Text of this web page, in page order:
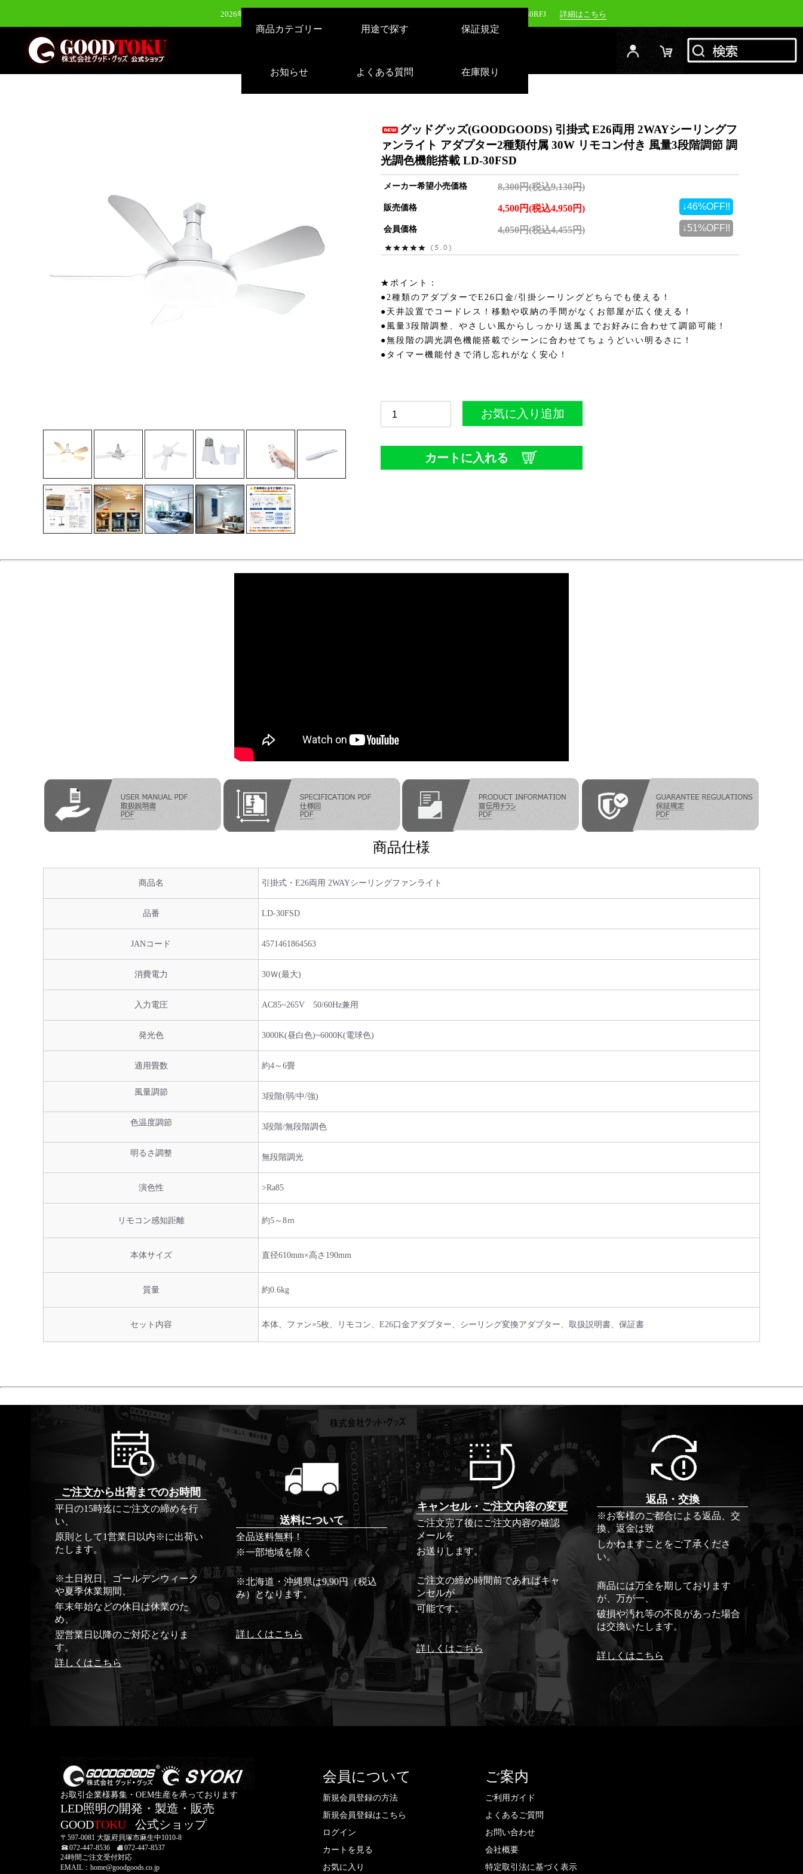
2026年8月3日（月）新発売：逆富士形 40W形/24W切り替え 4800lm 天井照明 LD-24-40RFJ 詳細はこちら
2026年7月28日（火）新発売：320W LEDバルーンライト AirGlowエアグロウ EVO KT-BL320NW
2026年6月24日（水）新発売：LEDサーチライト 充電式 10000lm 1500m遠距離照射 スタンドつき IP65 YC-1500M
商品カテゴリー 用途で探す 保証規定
お知らせ よくある質問 在庫限り
グッドグッズ(GOODGOODS) 引掛式 E26両用 2WAYシーリングフ
ァンライト アダプター2種類付属 30W リモコン付き 風量3段階調節 調
光調色機能搭載 LD-30FSD
メーカー希望小売価格 8,300円(税込9,130円)
販売価格 4,500円(税込4,950円) ↓46%OFF!!
会員価格 4,050円(税込4,455円) ↓51%OFF!!
★ポイント：
●2種類のアダプターでE26口金/引掛シーリングどちらでも使える！
●天井設置でコードレス！移動や収納の手間がなくお部屋が広く使える！
●風量3段階調整、やさしい風からしっかり送風までお好みに合わせて調節可能！
●無段階の調光調色機能搭載でシーンに合わせてちょうどいい明るさに！
●タイマー機能付きで消し忘れがなく安心！
お気に入り追加
カートに入れる
商品仕様
商品名 引掛式・E26両用 2WAYシーリングファンライト
品番 LD-30FSD
JANコード 4571461864563
消費電力 30Ｗ(最大)
入力電圧 AC85~265V 50/60Hz兼用
発光色 3000K(昼白色)~6000K(電球色)
適用畳数 約4～6畳
風量調節 3段階(弱/中/強)
色温度調節 3段階/無段階調色
明るさ調整 無段階調光
演色性 >Ra85
リモコン感知距離 約5～8ｍ
本体サイズ 直径610mm×高さ190mm
質量 約0.6kg
セット内容 本体、ファン×5枚、リモコン、E26口金アダプター、シーリング変換アダプター、取扱説明書、保証書
ご注文から出荷までのお時間
平日の15時迄にご注文の締めを行
い、
原則として1営業日以内※に出荷い
たします。
※土日祝日、ゴールデンウィーク
や夏季休業期間、
年末年始などの休日は休業のた
め、
翌営業日以降のご対応となりま
す。
詳しくはこちら
送料について
全品送料無料！
※一部地域を除く
※北海道・沖縄県は9,90円（税込
み）となります。
詳しくはこちら
キャンセル・ご注文内容の変更
ご注文完了後にご注文内容の確認
メールを
お送りします。
ご注文の締め時間前であればキャ
ンセルが
可能です。
詳しくはこちら
返品・交換
※お客様のご都合による返品、交
換、返金は致
しかねますことをご了承くださ
い。
商品には万全を期しております
が、万が一、
破損や汚れ等の不良があった場合
は交換いたします。
詳しくはこちら
お取引企業様募集・OEM生産を承っております
LED照明の開発・製造・販売
GOODTOKU 公式ショップ
〒597-0081 大阪府貝塚市麻生中1010-8
072-447-8536
072-447-8537
24時間ご注文受付対応
EMAIL：home@goodgoods.co.jp
会員について
新規会員登録の方法
新規会員登録はこちら
ログイン
カートを見る
お気に入り
ご案内
ご利用ガイド
よくあるご質問
お問い合わせ
会社概要
特定取引法に基づく表示